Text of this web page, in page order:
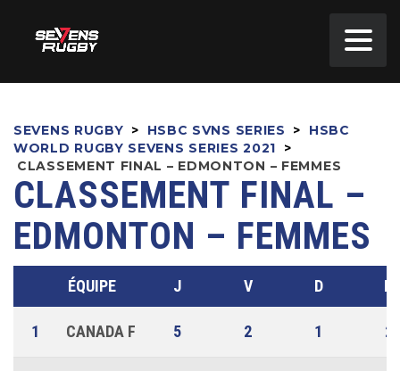
SEVENS RUGBY > HSBC SVNS SERIES >
HSBC
WORLD RUGBY SEVENS SERIES 2021
>
CLASSEMENT FINAL – EDMONTON – FEMMES
CLASSEMENT FINAL –
EDMONTON – FEMMES
ÉQUIPE J V D N
1 CANADA F 5 2 1 2